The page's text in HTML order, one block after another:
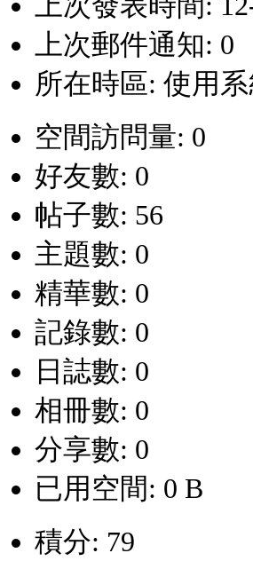
上次郵件通知: 0
所在時區: 使用
空間訪問量: 0
好友數: 0
帖子數: 56
主題數: 0
精華數: 0
記錄數: 0
日誌數: 0
相冊數: 0
分享數: 0
已用空間: 0 B
積分: 79